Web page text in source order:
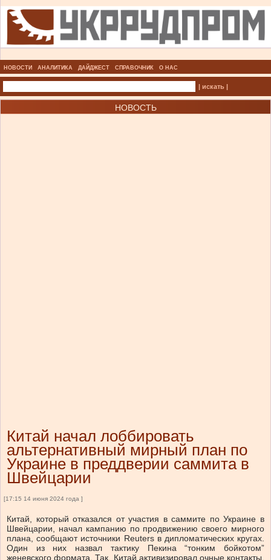
НОВОСТИ АНАЛИТИКА ДАЙДЖЕСТ СПРАВОЧНИК О НАС
| искать |
НОВОСТЬ
Китай начал лоббировать
альтернативный мирный план по
Украине в преддверии саммита в
Швейцарии
[17:15 14 июня 2024 года ]
Китай, который отказался от участия в саммите по Украине в
Швейцарии, начал кампанию по продвижению своего мирного
плана, сообщают источники Reuters в дипломатических кругах.
Один из них назвал тактику Пекина “тонким бойкотом”
женевского формата. Так, Китай активизировал очные контакты,